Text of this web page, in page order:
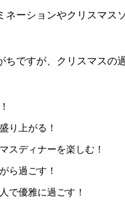
ーションやクリスマス
ですが、クリスマスの
り上がる！
スディナーを楽しむ！
ら過ごす！
で優雅に過ごす！